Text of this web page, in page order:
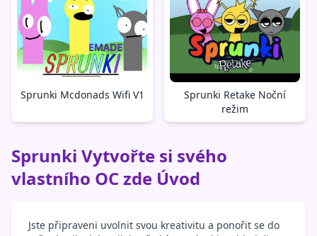
Sprunki Mcdonads Wifi V1
Sprunki Retake Noční
režim
Sprunki Vytvořte si svého
vlastního OC zde Úvod
Jste připraveni uvolnit svou kreativitu a ponořit se do